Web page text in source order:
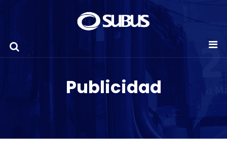
Publicidad